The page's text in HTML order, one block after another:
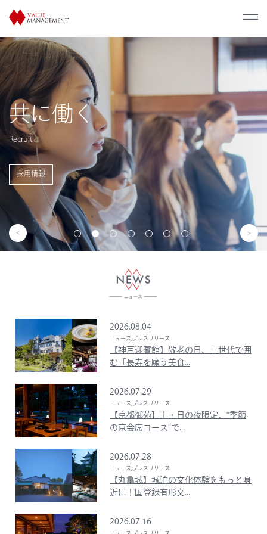
歴史的建造物の
利活用
Utilization of Historical Facilities
事業概要を見る
2026.08.04
ニュース,プレスリリース
【神戸迎賓館】敬老の日、三世代で囲
む「長寿を願う美食...
2026.07.29
ニュース,プレスリリース
【京都御苑】土・日の夜限定、‟季節
の京会席コース”で...
2026.07.28
ニュース,プレスリリース
【丸亀城】城泊の文化体験をもっと身
近に！国登録有形文...
2026.07.16